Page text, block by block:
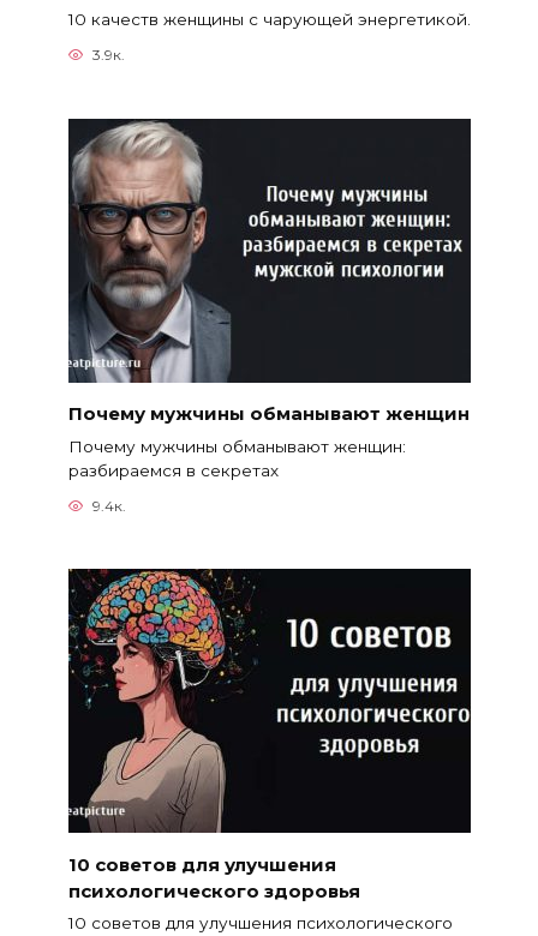
10 качеств женщины с чарующей энергетикой.
3.9к.
Почему мужчины обманывают женщин
Почему мужчины обманывают женщин:
разбираемся в секретах
9.4к.
10 советов для улучшения
психологического здоровья
10 советов для улучшения психологического